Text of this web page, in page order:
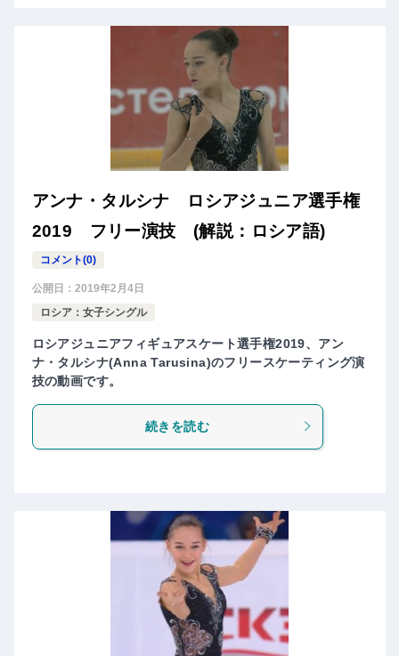
アンナ・タルシナ ロシアジュニア選手権
2019 フリー演技 (解説：ロシア語)
コメント(0)
公開日： 2019年2月4日
ロシア：女子シングル
ロシアジュニアフィギュアスケート選手権2019、アン
ナ・タルシナ(Anna Tarusina)のフリースケーティング演
技の動画です。
続きを読む